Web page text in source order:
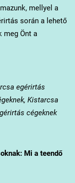
mellyel a
során a lehető
meg Önt a
egérirtás
Kistarcsa
cégeknek
Mi a teendő